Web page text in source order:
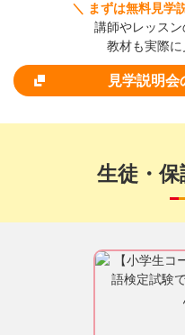
＼ まずは無料見学
講師やレッスン
教材も実際に
見学説明会
生徒・